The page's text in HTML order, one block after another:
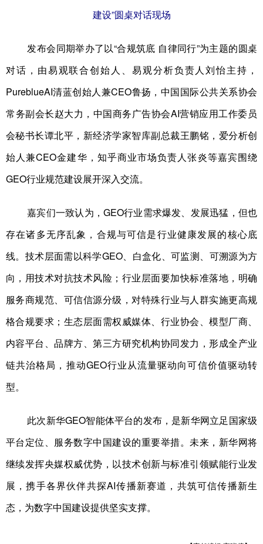
建设”圆桌对话现场
发布会同期举办了以“合规筑底 自律同行”为主题的圆桌
对话，由易观联合创始人、易观分析负责人刘怡主持，
PureblueAI清蓝创始人兼CEO鲁扬，中国国际公共关系协会
常务副会长赵大力，中国商务广告协会AI营销应用工作委员
会秘书长谭北平，新经济学家智库副总裁王鹏铭，爱分析创
始人兼CEO金建华，知乎商业市场负责人张炎等嘉宾围绕
GEO行业规范建设展开深入交流。
嘉宾们一致认为，GEO行业需求爆发、发展迅猛，但也
存在诸多无序乱象，合规与可信是行业健康发展的核心底
线。技术层面需以科学GEO、白盒化、可监测、可溯源为方
向，用技术对抗技术风险；行业层面要加快标准落地，明确
服务商规范、可信信源分级，对特殊行业与人群实施更高规
格合规要求；生态层面需权威媒体、行业协会、模型厂商、
内容平台、品牌方、第三方研究机构协同发力，形成全产业
链共治格局，推动GEO行业从流量驱动向可信价值驱动转
型。
此次新华GEO智能体平台的发布，是新华网立足国家级
平台定位、服务数字中国建设的重要举措。未来，新华网将
继续发挥央媒权威优势，以技术创新与标准引领赋能行业发
展，携手各界伙伴共探AI传播新赛道，共筑可信传播新生
态，为数字中国建设提供坚实支撑。